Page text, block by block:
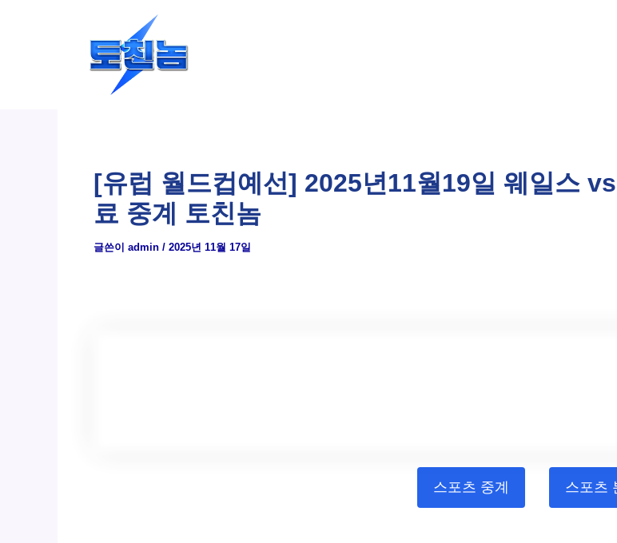
[유럽 월드컵예선] 2025년11월19일 웨일스
료 중계 토친놈
글쓴이 admin / 2025년 11월 17일
스포츠 중계 스포츠